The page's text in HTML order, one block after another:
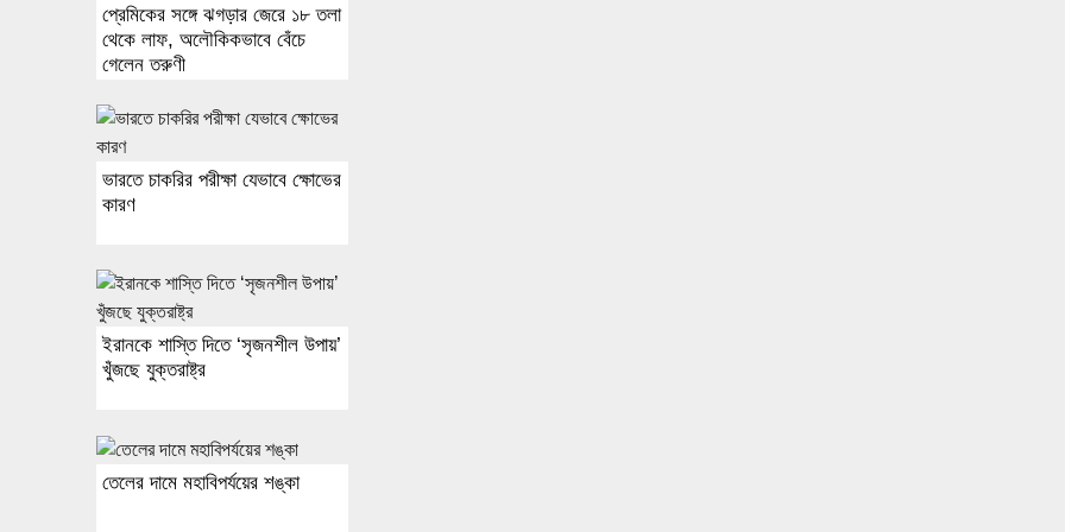
প্রেমিকের সঙ্গে ঝগড়ার জেরে ১৮ তলা
থেকে লাফ, অলৌকিকভাবে বেঁচে
গেলেন তরুণী
ভারতে চাকরির পরীক্ষা যেভাবে ক্ষোভের
কারণ
ইরানকে শাস্তি দিতে ‘সৃজনশীল উপায়’
খুঁজছে যুক্তরাষ্ট্র
তেলের দামে মহাবিপর্যয়ের শঙ্কা